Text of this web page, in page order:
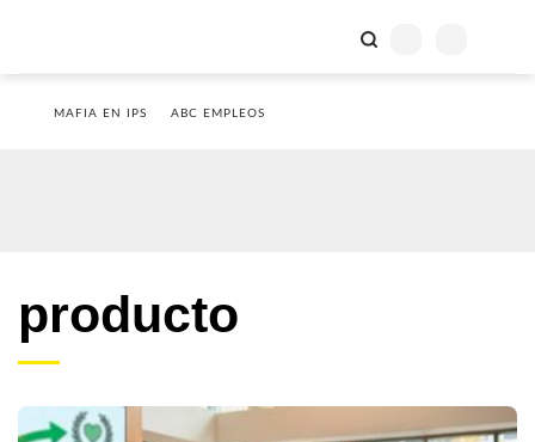
MAFIA EN IPS ABC EMPLEOS
producto